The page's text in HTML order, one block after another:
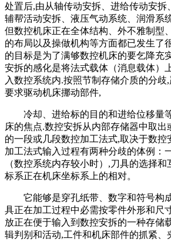
处置后,由从轴传动安拆、进给传动安拆
辅帮活动安拆、液压气动系统、润滑系
但数控机床正在全体结构、外不雅制型
的布局以及操做机构等方面都已发生了
的目标是为了满够数控机床的要乞降充
安拆的感化是将法式载体（消息载体）
入数控系统内.按照节制存储介质的分歧
要求驱动机床挪动部件,
冷却、进给标的目的和进给位移量
床的焦点.数控安拆从内部存储器中取出
的一段或几段数控加工法式,取决于数控
加工法式输入过程有两种分歧的体例：
（数控系统内存较小时）,刀具的选择
标系正在机床坐标系上的相对。
它能够是穿孔纸带、数字和符号构
具正在加工过程中必需按零件外形和尺
放正在便于输入到数控安拆的一种存储
辑判别和活动,工件和机床部件的抓紧、